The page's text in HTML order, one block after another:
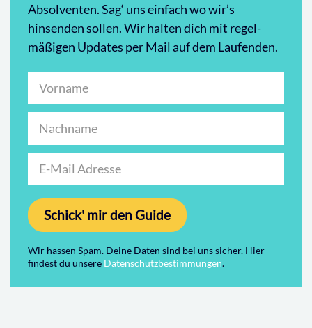
Absolventen. Sag‘ uns einfach wo wir’s
hinsenden sollen. Wir halten dich mit regel-
mäßigen Updates per Mail auf dem Laufenden.
Schick' mir den Guide
Wir hassen Spam. Deine Daten sind bei uns sicher. Hier
findest du unsere Datenschutzbestimmungen.